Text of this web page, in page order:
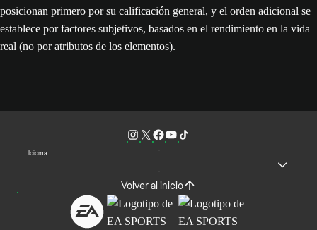
posicionan primero por su calificación general, y el orden adicional se
establece por factores subjetivos, basados en el rendimiento en la vida
real (no por atributos de los elementos).
Idioma
Volver al inicio